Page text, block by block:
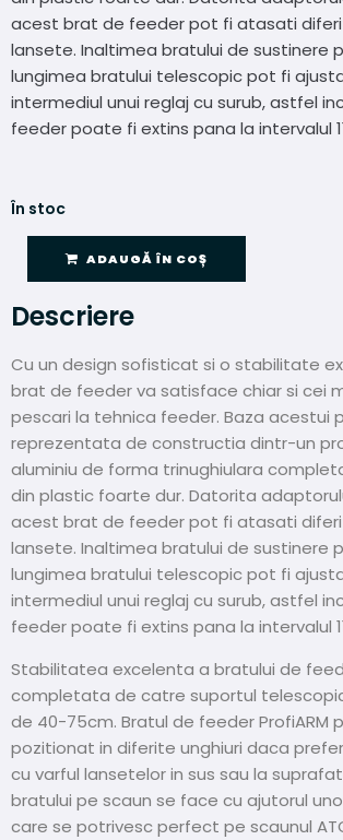
acest brat de feeder pot fi atasati
lansete. Inaltimea bratului de sustinere
lungimea bratului telescopic pot fi
intermediul unui reglaj cu surub, astfel
feeder poate fi extins pana la intervalul
În stoc
ADAUGĂ ÎN COȘ
Descriere
Cu un design sofisticat si o stabilitate
brat de feeder va satisface chiar si cei
pescari la tehnica feeder. Baza acestui
reprezentata de constructia dintr-un
aluminiu de forma trinughiulara
din plastic foarte dur. Datorita
acest brat de feeder pot fi atasati
lansete. Inaltimea bratului de sustinere
lungimea bratului telescopic pot fi
intermediul unui reglaj cu surub, astfel
feeder poate fi extins pana la intervalul
Stabilitatea excelenta a bratului de
completata de catre suportul
de 40-75cm. Bratul de feeder ProfiARM
pozitionat in diferite unghiuri daca
cu varful lansetelor in sus sau la
bratului pe scaun se face cu ajutorul
care se potrivesc perfect pe scaunul